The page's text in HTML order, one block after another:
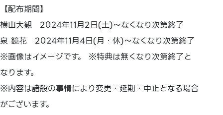
【配布期間】
横山大観 2024年11月2日(土)～なくなり次第終了
泉 鏡花 2024年11月4日(月・休)～なくなり次第終了
※画像はイメージです。 ※特典は無くなり次第終了と
なります。
※内容は諸般の事情により変更・延期・中止となる場合
がございます。